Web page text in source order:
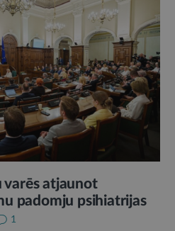
varēs atjaunot
padomju psihiatrijas
1